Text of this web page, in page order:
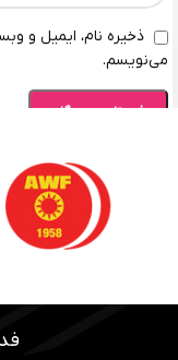
ذخیره نام، ایمیل و
می‌نویسم.